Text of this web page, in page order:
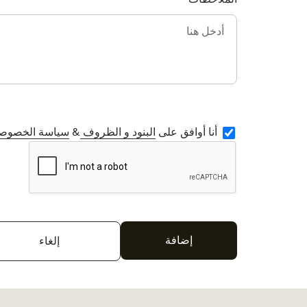
أنا أوافق على البنود و الظروف & سياسة
إلغاء